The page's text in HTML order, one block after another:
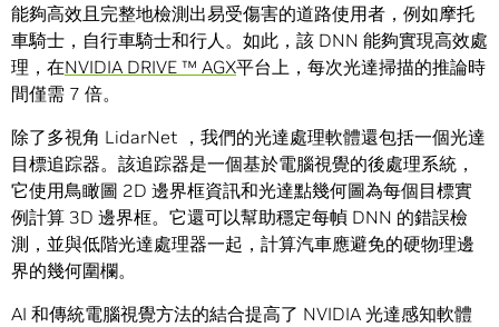
能夠高效且完整地檢測出易受傷害的道路使用者，例如摩托
車騎士，自行車騎士和行人。如此，該 DNN 能夠實現高效處
理，在NVIDIA DRIVE ™ AGX平台上，每次光達掃描的推論時
間僅需 7 倍。
除了多視角 LidarNet ，我們的光達處理軟體還包括一個光達
目標追踪器。該追踪器是一個基於電腦視覺的後處理系統，
它使用鳥瞰圖 2D 邊界框資訊和光達點幾何圖為每個目標實
例計算 3D 邊界框。它還可以幫助穩定每幀 DNN 的錯誤檢
測，並與低階光達處理器一起，計算汽車應避免的硬物理邊
界的幾何圍欄。
AI 和傳統電腦視覺方法的結合提高了 NVIDIA 光達感知軟體